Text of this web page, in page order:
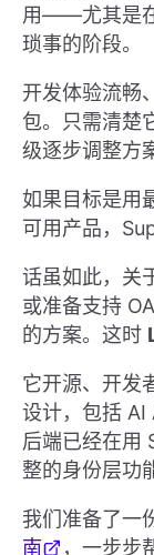
用——尤其是
琐事的阶段。
开发体验流畅
包。只需清楚
级逐步调整方
如果目标是用
可用产品，
话虽如此，关
或准备支持
的方案。这时
它开源、开发
设计，包括 AI
后端已经在用
整的身份层功
我们准备了一
南
，一步步